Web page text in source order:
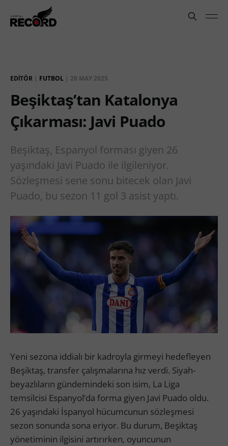
EDITÖR | FUTBOL | 20 MAY 2025
Beşiktaş’tan Katalonya
Çıkarması: Javi Puado
Beşiktaş, Espanyol forması giyen 26
yaşındaki Javi Puado ile ilgileniyor.
Sözleşmesi sene sonu bitecek olan Javi
Puado, bu sezon 11 gol 3 asist yaptı.
Yeni sezona iddialı bir kadroyla girmeyi hedefleyen
Beşiktaş, transfer çalışmalarına hız verdi. Siyah-
beyazlıların gündemindeki son isim, La Liga
temsilcisi Espanyol’da forma giyen Javi Puado oldu.
26 yaşındaki İspanyol hücumcunun sözleşmesi
sezon sonunda sona eriyor. Bu durum, Beşiktaş
yönetiminin ilgisini artırırken, oyuncunun